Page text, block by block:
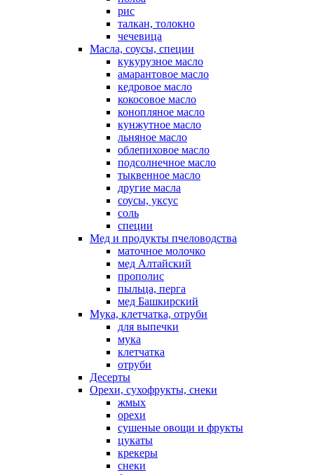
рис
талкан, толокно
чечевица
Масла, соусы, специи
кукурузное масло
амарантовое масло
кедровое масло
кокосовое масло
конопляное масло
кунжутное масло
льняное масло
облепиховое масло
подсолнечное масло
тыквенное масло
другие масла
соусы, уксус
соль
специи
Мед и продукты пчеловодства
маточное молочко
мед Алтайский
прополис
пыльца, перга
мед Башкирский
Мука, клетчатка, отруби
для выпечки
мука
клетчатка
отруби
Десерты
Орехи, сухофрукты, снеки
жмых
орехи
сушеные овощи и фрукты
цукаты
крекеры
снеки